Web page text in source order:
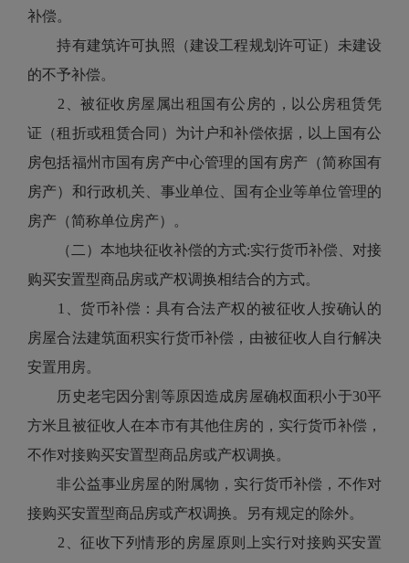
补偿。
持有建筑许可执照（建设工程规划许可证）未建设
的不予补偿。
2、被征收房屋属出租国有公房的，以公房租赁凭
证（租折或租赁合同）为计户和补偿依据，以上国有公
房包括福州市国有房产中心管理的国有房产（简称国有
房产）和行政机关、事业单位、国有企业等单位管理的
房产（简称单位房产）。
（二）本地块征收补偿的方式:实行货币补偿、对接
购买安置型商品房或产权调换相结合的方式。
1、货币补偿：具有合法产权的被征收人按确认的
房屋合法建筑面积实行货币补偿，由被征收人自行解决
安置用房。
历史老宅因分割等原因造成房屋确权面积小于30平
方米且被征收人在本市有其他住房的，实行货币补偿，
不作对接购买安置型商品房或产权调换。
非公益事业房屋的附属物，实行货币补偿，不作对
接购买安置型商品房或产权调换。另有规定的除外。
2、征收下列情形的房屋原则上实行对接购买安置